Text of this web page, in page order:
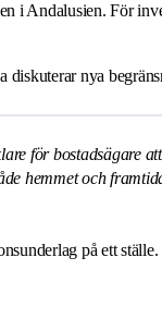
i Andalusien. För
nya
för bostadsägare
hemmet och
på ett ställe.